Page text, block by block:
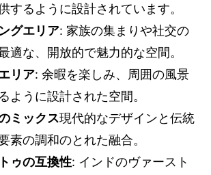
するように設計されています。
グエリア: 家族の集まりや社交の
適な、開放的で魅力的な空間。
リア: 余暇を楽しみ、周囲の風景
ように設計された空間。
ミックス現代的なデザインと伝統
素の調和のとれた融合。
ゥの互換性: インドのヴァースト